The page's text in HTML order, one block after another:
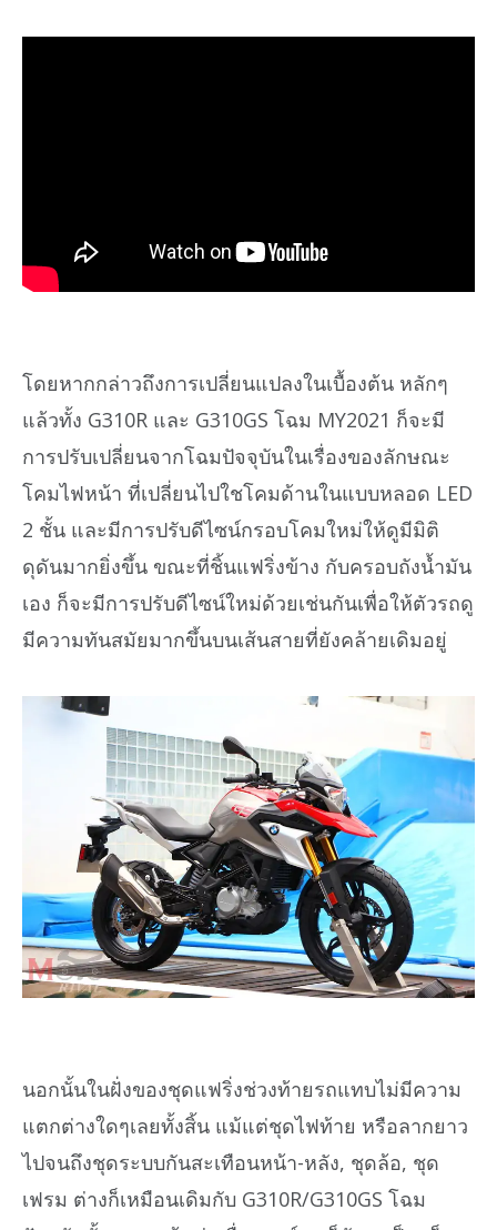
โดยหากกล่าวถึงการเปลี่ยนแปลงในเบื้องต้น หลักๆ
แล้วทั้ง G310R และ G310GS โฉม MY2021 ก็จะมี
การปรับเปลี่ยนจากโฉมปัจจุบันในเรื่องของลักษณะ
โคมไฟหน้า ที่เปลี่ยนไปใชโคมด้านในแบบหลอด LED
2 ชั้น และมีการปรับดีไซน์กรอบโคมใหม่ให้ดูมีมิติ
ดุดันมากยิ่งขึ้น ขณะที่ชิ้นแฟริ่งข้าง กับครอบถังน้ำมัน
เอง ก็จะมีการปรับดีไซน์ใหม่ด้วยเช่นกันเพื่อให้ตัวรถดู
มีความทันสมัยมากขึ้นบนเส้นสายที่ยังคล้ายเดิมอยู่
นอกนั้นในฝั่งของชุดแฟริ่งช่วงท้ายรถแทบไม่มีความ
แตกต่างใดๆเลยทั้งสิ้น แม้แต่ชุดไฟท้าย หรือลากยาว
ไปจนถึงชุดระบบกันสะเทือนหน้า-หลัง, ชุดล้อ, ชุด
เฟรม ต่างก็เหมือนเดิมกับ G310R/G310GS โฉม